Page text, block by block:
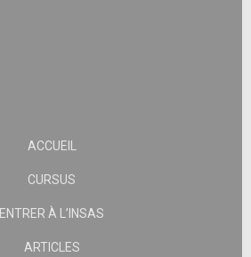
ACCUEIL
CURSUS
ENTRER À L’INSAS
ARTICLES